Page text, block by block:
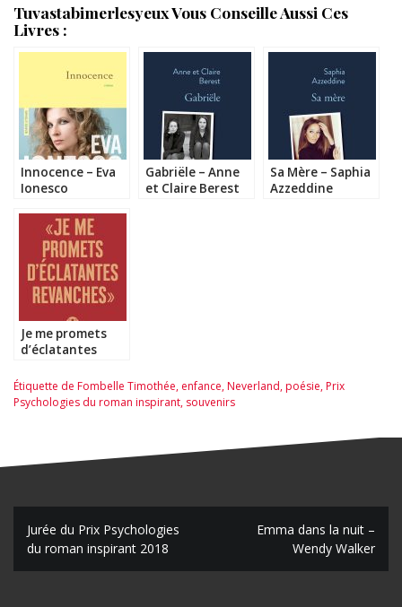
Tuvastabimerlesyeux Vous Conseille Aussi Ces
Livres :
Innocence – Eva
Ionesco
Gabriële – Anne
et Claire Berest
Sa Mère – Saphia
Azzeddine
Je me promets
d’éclatantes
Valentine Goby
Étiquette de Fombelle Timothée, enfance,Neverland,poésie,Prix
Psychologies du roman inspirant, souvenirs
N
a
Jurée du Prix Psychologies
du roman inspirant 2018
Emma dans la nuit –
Wendy Walker